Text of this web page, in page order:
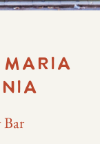
MARIA
Bar